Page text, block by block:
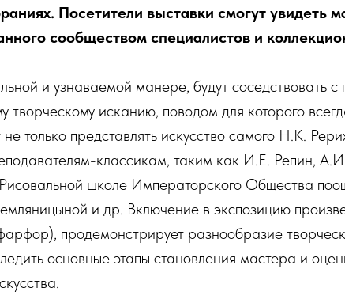
Посетители выставки смогут увидеть
сообществом специалистов и
и узнаваемой манере, будут соседствовать
исканию, поводом для которого
только представлять искусство самого Н.К.
классикам, таким как И.Е. Репин,
школе Императорского Общества
и др. Включение в экспозицию
продемонстрирует разнообразие
основные этапы становления мастера и